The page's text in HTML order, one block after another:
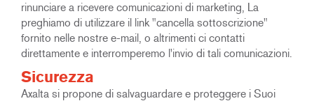
rinunciare a ricevere comunicazioni di marketing, La
preghiamo di utilizzare il link "cancella sottoscrizione"
fornito nelle nostre e-mail, o altrimenti ci contatti
direttamente e interromperemo l'invio di tali comunicazioni.
Sicurezza
Axalta si propone di salvaguardare e proteggere i Suoi